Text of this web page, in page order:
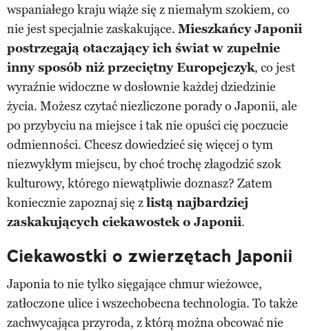
wspaniałego kraju wiąże się z niemałym szokiem, co
nie jest specjalnie zaskakujące. Mieszkańcy Japonii
postrzegają otaczający ich świat w zupełnie
inny sposób niż przeciętny Europejczyk, co jest
wyraźnie widoczne w dosłownie każdej dziedzinie
życia. Możesz czytać niezliczone porady o Japonii, ale
po przybyciu na miejsce i tak nie opuści cię poczucie
odmienności. Chcesz dowiedzieć się więcej o tym
niezwykłym miejscu, by choć trochę złagodzić szok
kulturowy, którego niewątpliwie doznasz? Zatem
koniecznie zapoznaj się zlistą najbardziej
zaskakujących ciekawostek o Japonii.
Ciekawostki o zwierzętach Japonii
Japonia to nie tylko sięgające chmur wieżowce,
zatłoczone ulice i wszechobecna technologia. To także
zachwycająca przyroda, z którą można obcować nie